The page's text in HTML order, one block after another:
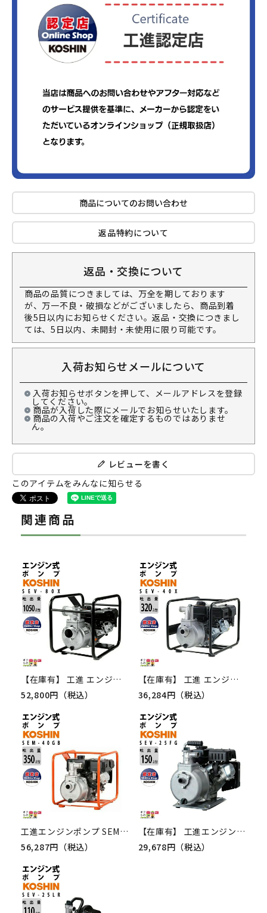
商品についてのお問い合わせ
返品特約について
返品・交換について
商品の品質につきましては、万全を期しております
が、万一不良・破損などがございましたら、商品到着
後5日以内にお知らせください。返品・交換につきまし
ては、5日以内、未開封・未使用に限り可能です。
入荷お知らせメールについて
入荷お知らせボタンを押して、メールアドレスを登録
してください。
商品が入荷した際にメールでお知らせいたします。
商品の入荷やご注文を確定するものではありませ
ん。
レビューを書く
このアイテムをみんなに知らせる
関連商品
【在庫有】 工進 エンジンポンプ SEV-80X 4サイクル 4ストローク ガソリン コーシン 吸入口径80mm 吐出口径80mm 吐出量1050L/分 全揚程27m
52,800円（税込）
【在庫有】 工進 エンジンポンプ SEV-40X 4サイクル 4ストローク ガソリン コーシン 吸入口径40mm 吐出口径40mm 吐出量340L/分 全揚程33m
36,284円（税込）
工進エンジンポンプ SEM-40GB 4サイクル 4ストローク ガソリン コーシン 吸入口径40mm 吐出口径40mm 吐出量350L/分全揚程34m
56,287円（税込）
【在庫有】 工進エンジンポンプ SEV-25FG 4サイクル 4ストローク ガソリン コーシン 吸入口径25mm 吐出口径25mm 吐出量140L/分 全揚程32m
29,678円（税込）